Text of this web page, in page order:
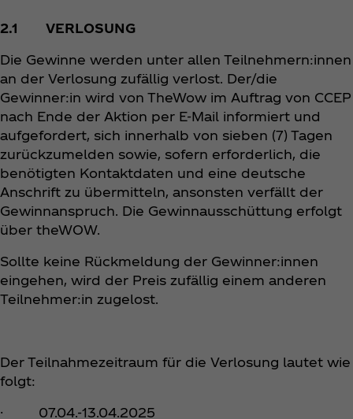
2.1 VERLOSUNG
Die Gewinne werden unter allen Teilnehmern:innen
an der Verlosung zufällig verlost. Der/die
Gewinner:in wird von TheWow im Auftrag von CCEP
nach Ende der Aktion per E-Mail informiert und
aufgefordert, sich innerhalb von sieben (7) Tagen
zurückzumelden sowie, sofern erforderlich, die
benötigten Kontaktdaten und eine deutsche
Anschrift zu übermitteln, ansonsten verfällt der
Gewinnanspruch. Die Gewinnausschüttung erfolgt
über theWOW.
Sollte keine Rückmeldung der Gewinner:innen
eingehen, wird der Preis zufällig einem anderen
Teilnehmer:in zugelost.
Der Teilnahmezeitraum für die Verlosung lautet wie
folgt:
· 07.04.-13.04.2025